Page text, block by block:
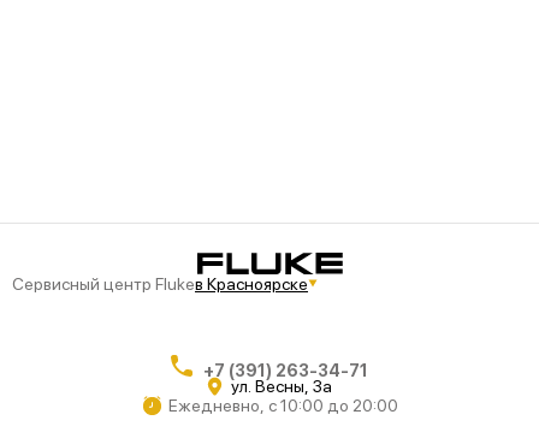
Сервисный центр Flukeв Красноярске
+7 (391) 263-34-71
ул. Весны, 3а
Ежедневно, с 10:00 до 20:00